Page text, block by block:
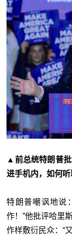
▲前总统特朗普
进手机内，如何
特朗普嘲讽地说
作！”他批评哈里
作样敷衍民众：“